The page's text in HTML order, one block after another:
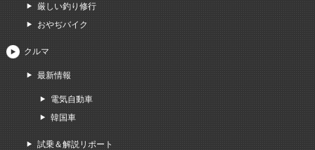
厳しい釣り修行
おやぢバイク
クルマ
最新情報
電気自動車
韓国車
試乗＆解説リポート